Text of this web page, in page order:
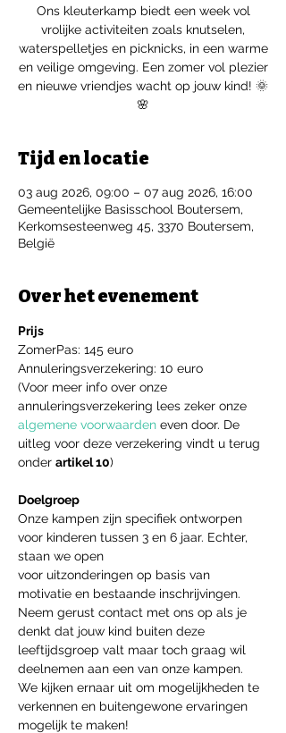
Ons kleuterkamp biedt een week vol
vrolijke activiteiten zoals knutselen,
waterspelletjes en picknicks, in een warme
en veilige omgeving. Een zomer vol plezier
en nieuwe vriendjes wacht op jouw kind! 🌞
🌸
Tijd en locatie
03 aug 2026, 09:00 – 07 aug 2026, 16:00
Gemeentelijke Basisschool Boutersem,
Kerkomsesteenweg 45, 3370 Boutersem,
België
Over het evenement
Prijs
ZomerPas: 145 euro
Annuleringsverzekering: 10 euro
(Voor meer info over onze
annuleringsverzekering lees zeker onze
algemene voorwaarden even door. De
uitleg voor deze verzekering vindt u terug
onder artikel 10)
Doelgroep
Onze kampen zijn specifiek ontworpen
voor kinderen tussen 3 en 6 jaar. Echter,
staan we open
voor uitzonderingen op basis van
motivatie en bestaande inschrijvingen.
Neem gerust contact met ons op als je
denkt dat jouw kind buiten deze
leeftijdsgroep valt maar toch graag wil
deelnemen aan een van onze kampen.
We kijken ernaar uit om mogelijkheden te
verkennen en buitengewone ervaringen
mogelijk te maken!